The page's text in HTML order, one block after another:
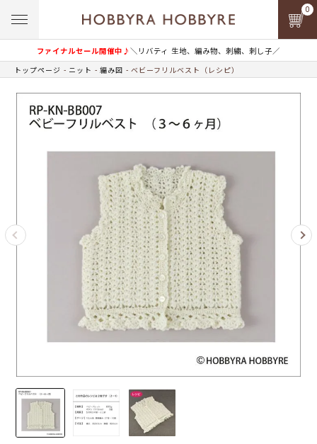
ファイナルセール開催中♪＼リバティ 生地、編み物、刺繍、刺し子／
0
トップページ ニット 編み図 ベビーフリルベスト（レシピ）